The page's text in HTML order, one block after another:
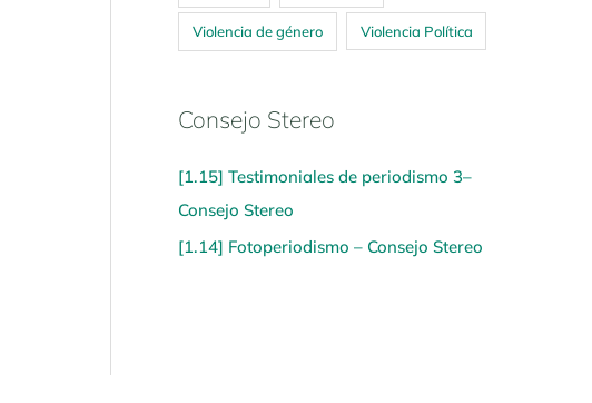
Violencia de género Violencia Política
Consejo Stereo
[1.15] Testimoniales de periodismo 3–
Consejo Stereo
[1.14] Fotoperiodismo – Consejo Stereo